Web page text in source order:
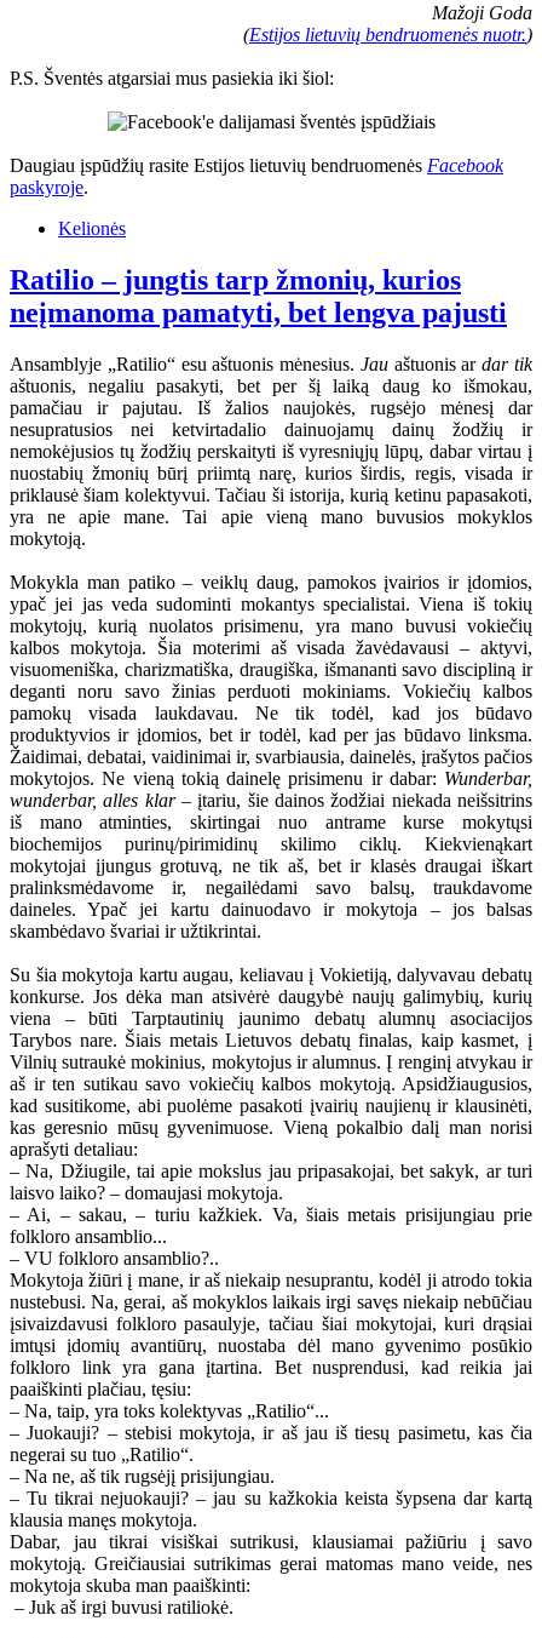
Mažoji Goda
(Estijos lietuvių bendruomenės nuotr.)
P.S. Šventės atgarsiai mus pasiekia iki šiol:
Daugiau įspūdžių rasite Estijos lietuvių bendruomenės Facebook
paskyroje.
Kelionės
Ratilio – jungtis tarp žmonių, kurios
neįmanoma pamatyti, bet lengva pajusti
Ansamblyje „Ratilio“ esu aštuonis mėnesius. Jauaštuonis ardar tik
aštuonis, negaliu pasakyti, bet per šį laiką daug ko išmokau,
pamačiau ir pajutau. Iš žalios naujokės, rugsėjo mėnesį dar
nesupratusios nei ketvirtadalio dainuojamų dainų žodžių ir
nemokėjusios tų žodžių perskaityti iš vyresniųjų lūpų, dabar virtau į
nuostabių žmonių būrį priimtą narę, kurios širdis, regis, visada ir
priklausė šiam kolektyvui. Tačiau ši istorija, kurią ketinu papasakoti,
yra ne apie mane. Tai apie vieną mano buvusios mokyklos
mokytoją.
Mokykla man patiko – veiklų daug, pamokos įvairios ir įdomios,
ypač jei jas veda sudominti mokantys specialistai. Viena iš tokių
mokytojų, kurią nuolatos prisimenu, yra mano buvusi vokiečių
kalbos mokytoja. Šia moterimi aš visada žavėdavausi – aktyvi,
visuomeniška, charizmatiška, draugiška, išmananti savo discipliną ir
deganti noru savo žinias perduoti mokiniams. Vokiečių kalbos
pamokų visada laukdavau. Ne tik todėl, kad jos būdavo
produktyvios ir įdomios, bet ir todėl, kad per jas būdavo linksma.
Žaidimai, debatai, vaidinimai ir, svarbiausia, dainelės, įrašytos pačios
mokytojos. Ne vieną tokią dainelę prisimenu ir dabar: Wunderbar,
wunderbar, alles klar– įtariu, šie dainos žodžiai niekada neišsitrins
iš mano atminties, skirtingai nuo antrame kurse mokytųsi
biochemijos purinų/pirimidinų skilimo ciklų. Kiekvienąkart
mokytojai įjungus grotuvą, ne tik aš, bet ir klasės draugai iškart
pralinksmėdavome ir, negailėdami savo balsų, traukdavome
daineles. Ypač jei kartu dainuodavo ir mokytoja – jos balsas
skambėdavo švariai ir užtikrintai.
Su šia mokytoja kartu augau, keliavau į Vokietiją, dalyvavau debatų
konkurse. Jos dėka man atsivėrė daugybė naujų galimybių, kurių
viena – būti Tarptautinių jaunimo debatų alumnų asociacijos
Tarybos nare. Šiais metais Lietuvos debatų finalas, kaip kasmet, į
Vilnių sutraukė mokinius, mokytojus ir alumnus. Į renginį atvykau ir
aš ir ten sutikau savo vokiečių kalbos mokytoją. Apsidžiaugusios,
kad susitikome, abi puolėme pasakoti įvairių naujienų ir klausinėti,
kas geresnio mūsų gyvenimuose. Vieną pokalbio dalį man norisi
aprašyti detaliau:
– Na, Džiugile, tai apie mokslus jau pripasakojai, bet sakyk, ar turi
laisvo laiko? – domaujasi mokytoja.
– Ai, – sakau, – turiu kažkiek. Va, šiais metais prisijungiau prie
folkloro ansamblio...
– VU folkloro ansamblio?..
Mokytoja žiūri į mane, ir aš niekaip nesuprantu, kodėl ji atrodo tokia
nustebusi. Na, gerai, aš mokyklos laikais irgi savęs niekaip nebūčiau
įsivaizdavusi folkloro pasaulyje, tačiau šiai mokytojai, kuri drąsiai
imtųsi įdomių avantiūrų, nuostaba dėl mano gyvenimo posūkio
folkloro link yra gana įtartina. Bet nusprendusi, kad reikia jai
paaiškinti plačiau, tęsiu:
– Na, taip, yra toks kolektyvas „Ratilio“...
– Juokauji? – stebisi mokytoja, ir aš jau iš tiesų pasimetu, kas čia
negerai su tuo „Ratilio“.
– Na ne, aš tik rugsėjį prisijungiau.
– Tu tikrai nejuokauji? – jau su kažkokia keista šypsena dar kartą
klausia manęs mokytoja.
Dabar, jau tikrai visiškai sutrikusi, klausiamai pažiūriu į savo
mokytoją. Greičiausiai sutrikimas gerai matomas mano veide, nes
mokytoja skuba man paaiškinti:
– Juk aš irgi buvusi ratiliokė.